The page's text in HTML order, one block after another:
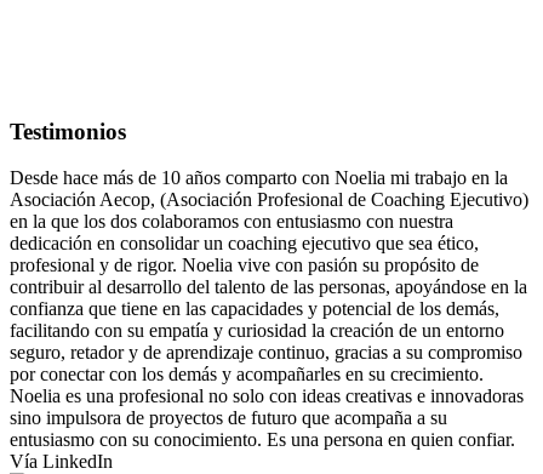
Testimonios
Desde hace más de 10 años comparto con Noelia mi trabajo en la
Asociación Aecop, (Asociación Profesional de Coaching Ejecutivo)
en la que los dos colaboramos con entusiasmo con nuestra
dedicación en consolidar un coaching ejecutivo que sea ético,
profesional y de rigor. Noelia vive con pasión su propósito de
contribuir al desarrollo del talento de las personas, apoyándose en la
confianza que tiene en las capacidades y potencial de los demás,
facilitando con su empatía y curiosidad la creación de un entorno
seguro, retador y de aprendizaje continuo, gracias a su compromiso
por conectar con los demás y acompañarles en su crecimiento.
Noelia es una profesional no solo con ideas creativas e innovadoras
sino impulsora de proyectos de futuro que acompaña a su
entusiasmo con su conocimiento. Es una persona en quien confiar.
Vía LinkedIn